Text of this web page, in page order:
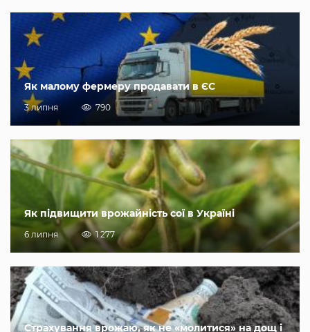
Як малому фермеру продавати в ЄС
3 липня 790
Як підвищити врожайність сої в Україні
6 липня 1 277
Страхування врожаю, як не «молитися» на дощ і